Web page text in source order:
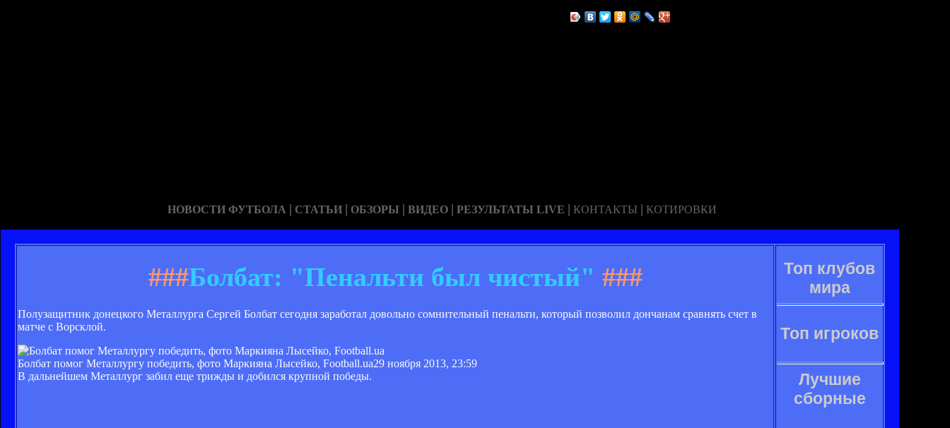
НОВОСТИ ФУТБОЛА | СТАТЬИ | ОБЗОРЫ | ВИДЕО | РЕЗУЛЬТАТЫ LIVE | КОНТАКТЫ | КОТИРОВКИ
###Болбат: "Пенальти был чистый" ###
Полузащитник донецкого Металлурга Сергей Болбат сегодня заработал довольно сомнительный пенальти, который позволил дончанам сравнять счет в
матче с Ворсклой.
Болбат помог Металлургу победить, фото Маркияна Лысейко, Football.ua29 ноября 2013, 23:59
В дальнейшем Металлург забил еще трижды и добился крупной победы.
Топ клубов
мира
Топ игроков
Лучшие
сборные